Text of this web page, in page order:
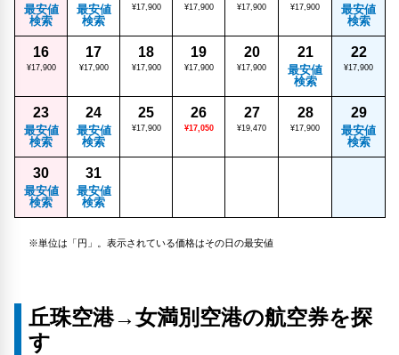
最安値
検索
最安値
検索
¥17,900 ¥17,900 ¥17,900 ¥17,900
最安値
検索
16
¥17,900
17
¥17,900
18
¥17,900
19
¥17,900
20
¥17,900
21
最安値
検索
22
¥17,900
23
最安値
検索
24
最安値
検索
25
¥17,900
26
¥17,050
27
¥19,470
28
¥17,900
29
最安値
検索
30
最安値
検索
31
最安値
検索
※単位は「円」。表示されている価格はその日の最安値
丘珠空港→女満別空港の航空券を探
す